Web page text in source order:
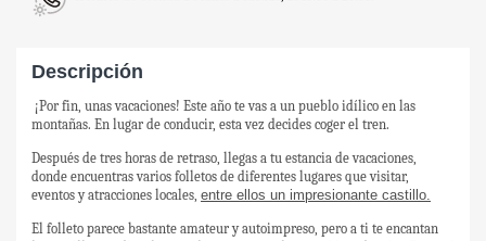
Descripción
¡Por fin, unas vacaciones! Este año te vas a un pueblo idílico en las
montañas. En lugar de conducir, esta vez decides coger el tren.
Después de tres horas de retraso, llegas a tu estancia de vacaciones,
donde encuentras varios folletos de diferentes lugares que visitar,
eventos y atracciones locales, entre ellos un impresionante castillo.
El folleto parece bastante amateur y autoimpreso, pero a ti te encantan